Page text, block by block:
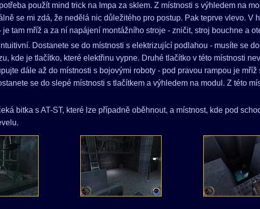
použít mind trick na Impa za sklem. Z místnosti s výhledem na
se mi zdá, že nedělá nic důležitého pro postup. Pak teprve vlevo. V
je tam mříž a za ní napájení montážního stroje - zničit, stroj bouchne a
Dostanete se do místnosti s elektrizující podlahou - musíte se
kde je tlačítko, které elektřinu vypne. Druhé tlačítko v této místnosti
dále až do místnosti s bojovými roboty - pod pravou rampou je
se do slepé místnosti s tlačítkem a výhledem na modul. Z této
bitka s AT-ST, které lze případně oběhnout, a místnost, kde pod